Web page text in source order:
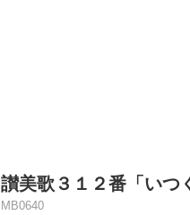
讃美歌３１２番「いつ
MB0640